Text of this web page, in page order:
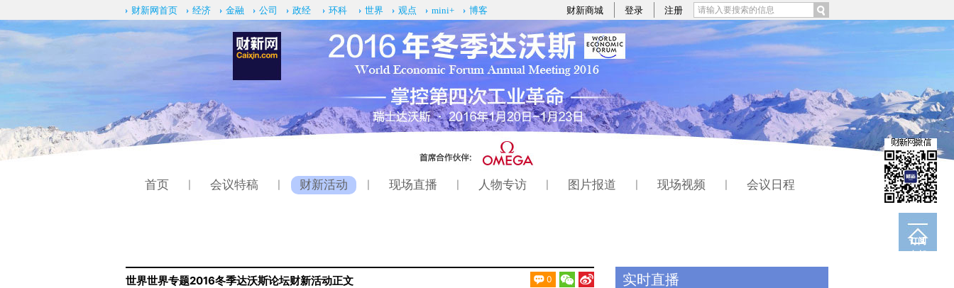
财新商城 登录 注册
财新网首页 经济 金融 公司 政经 环科 世界 观点 mini+ 博客
首页 会议特稿 财新活动 现场直播 人物专访 图片报道 现场视频 会议日程
世界世界专题2016冬季达沃斯论坛财新活动正文 0
订阅
电邮
实时直播